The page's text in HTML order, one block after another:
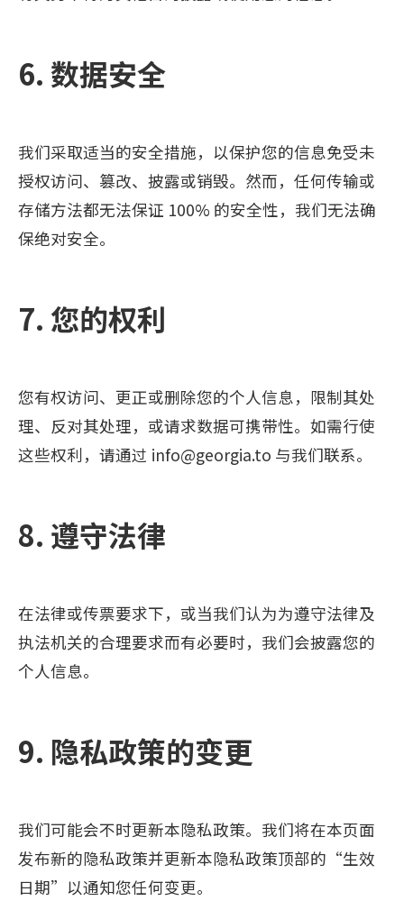
6. 数据安全
我们采取适当的安全措施，以保护您的信息免受未
授权访问、篡改、披露或销毁。然而，任何传输或
存储方法都无法保证 100% 的安全性，我们无法确
保绝对安全。
7. 您的权利
您有权访问、更正或删除您的个人信息，限制其处
理、反对其处理，或请求数据可携带性。如需行使
这些权利，请通过 info@georgia.to 与我们联系。
8. 遵守法律
在法律或传票要求下，或当我们认为为遵守法律及
执法机关的合理要求而有必要时，我们会披露您的
个人信息。
9. 隐私政策的变更
我们可能会不时更新本隐私政策。我们将在本页面
发布新的隐私政策并更新本隐私政策顶部的“生效
日期”以通知您任何变更。